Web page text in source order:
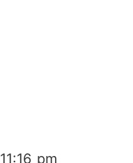
11:16 pm